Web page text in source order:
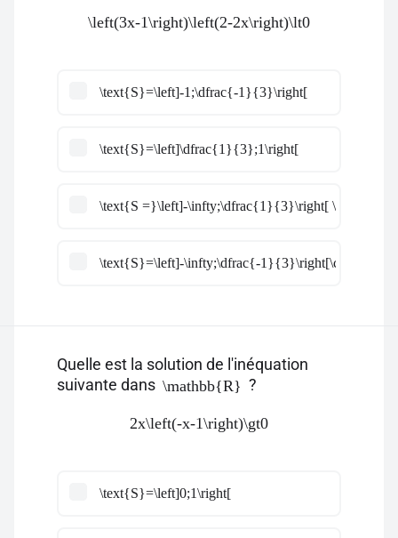
\left(3x-1\right)\left(2-2x\right)\lt0
\text{S}=\left]-1;\dfrac{-1}{3}\right[
\text{S}=\left]\dfrac{1}{3};1\right[
\text{S =}\left]-\infty;\dfrac{1}{3}\right[ \cup
\text{S}=\left]-\infty;\dfrac{-
Quelle est la solution de l'inéquation
suivante dans \mathbb{R} ?
2x\left(-x-1\right)\gt0
\text{S}=\left]0;1\right[